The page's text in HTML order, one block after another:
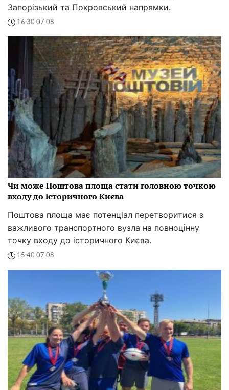
Запорізький та Покровський напрямки.
16:30 07.08
Чи може Поштова площа стати головною точкою
входу до історичного Києва
Поштова площа має потенціал перетворитися з
важливого транспортного вузла на повноцінну
точку входу до історичного Києва.
15:40 07.08